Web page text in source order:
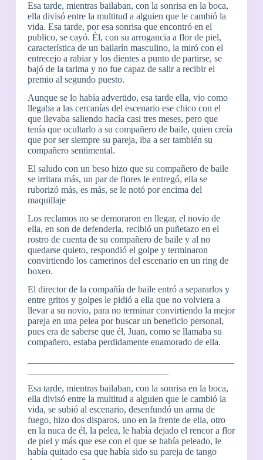
Esa tarde, mientras bailaban, con la sonrisa en la boca,
ella divisó entre la multitud a alguien que le cambió la
vida. Esa tarde, por esa sonrisa que encontró en el
publico, se cayó. Él, con su arrogancia a flor de piel,
característica de un bailarín masculino, la miró con el
entrecejo a rabiar y los dientes a punto de partirse, se
bajó de la tarima y no fue capaz de salir a recibir el
premio al segundo puesto.
Aunque se lo había advertido, esa tarde ella, vio como
llegaba a las cercanías del escenario ese chico con el
que llevaba saliendo hacía casi tres meses, pero que
tenía que ocultarlo a su compañero de baile, quien creía
que por ser siempre su pareja, iba a ser también su
compañero sentimental.
El saludo con un beso hizo que su compañero de baile
se irritara más, un par de flores le entregó, ella se
ruborizó más, es más, se le notó por encima del
maquillaje
Los reclamos no se demoraron en llegar, el novio de
ella, en son de defenderla, recibió un puñetazo en el
rostro de cuenta de su compañero de baile y al no
quedarse quieto, respondió el golpe y terminaron
convirtiendo los camerinos del escenario en un ring de
boxeo.
El director de la compañía de baile entró a separarlos y
entre gritos y golpes le pidió a ella que no volviera a
llevar a su novio, para no terminar convirtiendo la mejor
pareja en una pelea por buscar un beneficio personal,
pues era de saberse que él, Juan, como se llamaba su
compañero, estaba perdidamente enamorado de ella.
Esa tarde, mientras bailaban, con la sonrisa en la boca,
ella divisó entre la multitud a alguien que le cambió la
vida, se subió al escenario, desenfundó un arma de
fuego, hizo dos disparos, uno en la frente de ella, otro
en la nuca de él, la pelea, le había dejado el rencor a flor
de piel y más que ese con el que se había peleado, le
había quitado esa que había sido su pareja de tango